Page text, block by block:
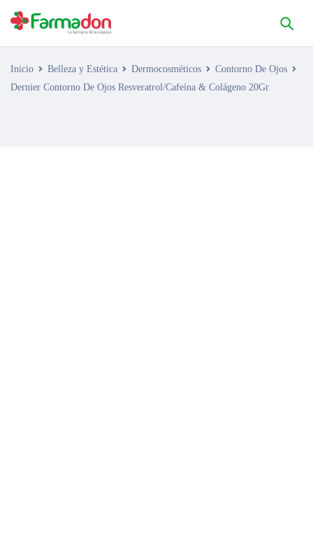
Inicio Belleza y Estética Dermocosméticos
Contorno De Ojos
Dernier Contorno De Ojos Resveratrol/Cafeína & Colágeno 20Gr